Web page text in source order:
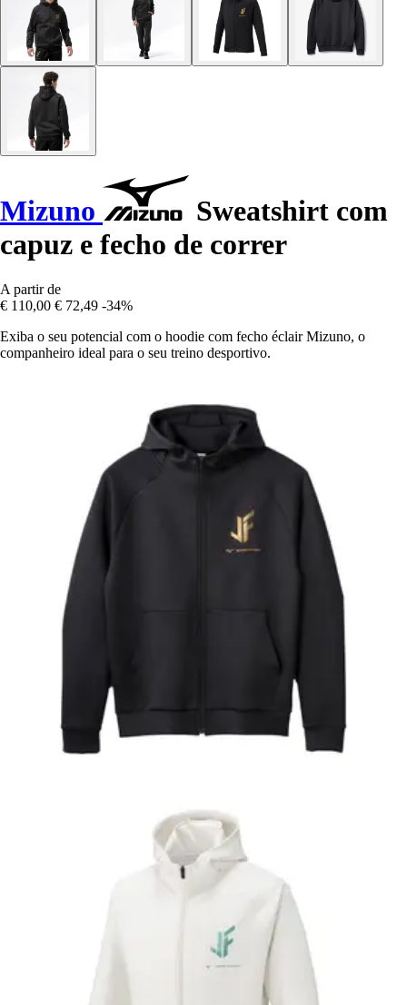
Mizuno
Sweatshirt com
capuz e fecho de correr
A partir de
€ 110,00 € 72,49 -34%
Exiba o seu potencial com o hoodie com fecho éclair Mizuno, o
companheiro ideal para o seu treino desportivo.